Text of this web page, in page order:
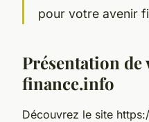
pour votre avenir
Présentation de
finance.info
Découvrez le site